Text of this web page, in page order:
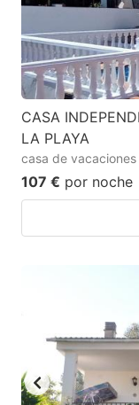
CASA
LA PLAYA
casa de vacaciones
107 € por noche